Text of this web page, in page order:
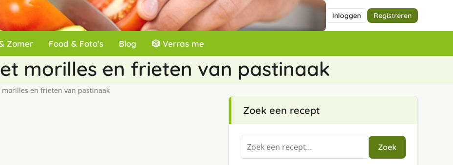
Inloggen Registreren
Zomer Food & Foto’s Blog 🎲 Verras me
morilles en frieten van pastinaak
morilles en frieten van pastinaak
Zoek een recept
Zoeken
naar:
Zoek